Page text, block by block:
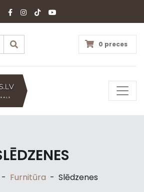
0 preces
- Furnitūra - Slēdzenes